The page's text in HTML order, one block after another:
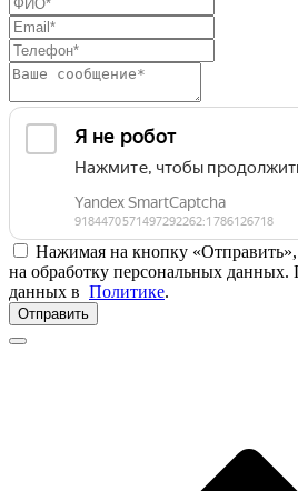
Нажимая на кнопку «Отправить»,
на обработку персональных данных.
данных в Политике.
Отправить